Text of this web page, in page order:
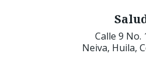
Calle 9 No.
Neiva, Huila,